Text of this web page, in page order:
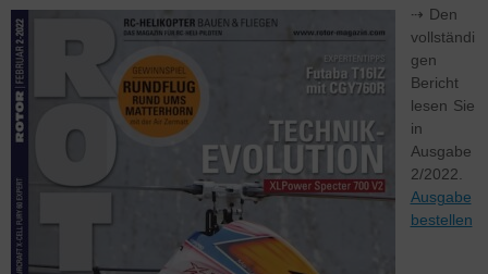
⇢ Den
vollständi
gen
Bericht
lesen Sie
in
Ausgabe
2/2022.
Ausgabe
bestellen